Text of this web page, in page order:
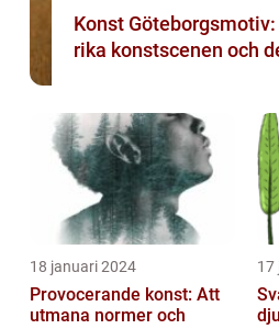
Konst
rika konstscenen och
18 januari 2024
Provocerande konst: Att
utmana normer och
17